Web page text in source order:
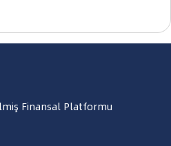
Finansal Platformu